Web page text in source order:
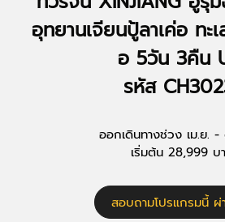
อุทยานเจียนปู้ลาเค่อ ทะ
อ 5วัน 3คืน
รหัส
ออกเดินทางช่วง เม.ย.
เริ่มต้น 28,999 บ
สอบถามโปรแกรมนี้ ผ่